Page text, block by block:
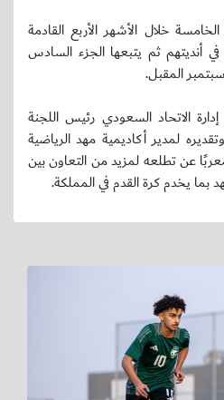
خلال الأشهر الأربع القادمة
أنديتهم ثم يتبعها الجزء السادس
الاتحاد السعودي رئيس اللجنة
لمدير أكاديمية مهد الرياضية
عن تطلعه لمزيد من التعاون بين
بما يخدم كرة القدم في المملكة.